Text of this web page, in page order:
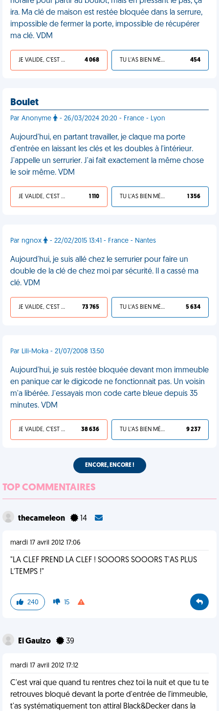
ira. Ma clé de maison est restée bloquée dans la serrure,
impossible de fermer la porte, impossible de récupérer
ma clé. VDM
JE VALIDE, C'EST UNE VDM 4 068 TU L'AS BIEN MÉRITÉ 454
Boulet
Par Anonyme - 26/03/2024 20:20 - France - Lyon
Aujourd'hui, en partant travailler, je claque ma porte
d'entrée en laissant les clés et les doubles à l'intérieur.
J'appelle un serrurier. J'ai fait exactement la même chose
le soir même. VDM
JE VALIDE, C'EST UNE VDM 1 110 TU L'AS BIEN MÉRITÉ 1 356
Par ngnox - 22/02/2015 13:41 - France - Nantes
Aujourd'hui, je suis allé chez le serrurier pour faire un
double de la clé de chez moi par sécurité. Il a cassé ma
clé. VDM
JE VALIDE, C'EST UNE VDM 73 765 TU L'AS BIEN MÉRITÉ 5 634
Par Lili-Moka - 21/07/2008 13:50
Aujourd'hui, je suis restée bloquée devant mon immeuble
en panique car le digicode ne fonctionnait pas. Un voisin
m'a libérée. J'essayais mon code carte bleue depuis 35
minutes. VDM
JE VALIDE, C'EST UNE VDM 38 636 TU L'AS BIEN MÉRITÉ 9 237
ENCORE, ENCORE !
TOP COMMENTAIRES
thecameleon 14
mardi 17 avril 2012 17:06
"LA CLEF PREND LA CLEF ! SOOORS SOOORS T'AS PLUS
L'TEMPS !"
240 15
El Gaulzo 39
mardi 17 avril 2012 17:12
C'est vrai que quand tu rentres chez toi la nuit et que tu te
retrouves bloqué devant la porte d'entrée de l'immeuble,
t'as systématiquement ton attiral Black&Decker dans la